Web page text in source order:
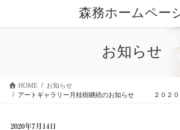
森務ホームペー
お知らせ
HOME
お知らせ
アートギャラリー月桂樹継続のお知らせ ２０２０
2020年7月14日